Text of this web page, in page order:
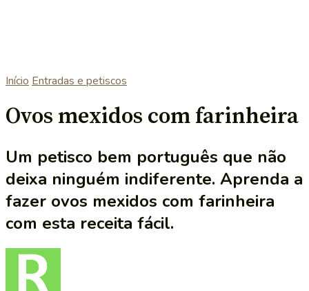
Início Entradas e petiscos
Ovos mexidos com farinheira
Um petisco bem português que não
deixa ninguém indiferente. Aprenda a
fazer ovos mexidos com farinheira
com esta receita fácil.